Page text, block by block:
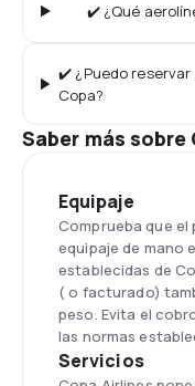
✔️ ¿Qué
✔️ ¿Puedo
Copa?
Saber más sobre
Equipaje
Comprueba que el
equipaje de mano
establecidas de
( o facturado)
peso. Evita el
las normas
Servicios